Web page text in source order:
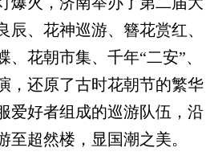
辰、花神巡游、簪花赏红、
花朝市集、千年“二安”、
，还原了古时花朝节的繁华
爱好者组成的巡游队伍，沿
至超然楼，显国潮之美。